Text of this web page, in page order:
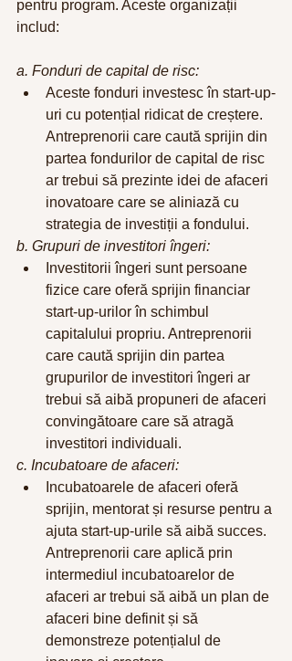
pentru program. Aceste organizații
includ:
a. Fonduri de capital de risc:
Aceste fonduri investesc în start-up-
uri cu potențial ridicat de creștere.
Antreprenorii care caută sprijin din
partea fondurilor de capital de risc
ar trebui să prezinte idei de afaceri
inovatoare care se aliniază cu
strategia de investiții a fondului.
b. Grupuri de investitori îngeri:
Investitorii îngeri sunt persoane
fizice care oferă sprijin financiar
start-up-urilor în schimbul
capitalului propriu. Antreprenorii
care caută sprijin din partea
grupurilor de investitori îngeri ar
trebui să aibă propuneri de afaceri
convingătoare care să atragă
investitori individuali.
c. Incubatoare de afaceri:
Incubatoarele de afaceri oferă
sprijin, mentorat și resurse pentru a
ajuta start-up-urile să aibă succes.
Antreprenorii care aplică prin
intermediul incubatoarelor de
afaceri ar trebui să aibă un plan de
afaceri bine definit și să
demonstreze potențialul de